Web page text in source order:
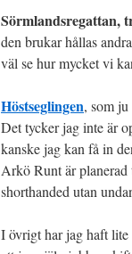
Sörmlandsregattan,
den brukar hållas
väl se hur mycket vi
Höstseglingen, som
Det tycker jag inte är
kanske jag kan få in
Arkö Runt är planerad
shorthanded utan
I övrigt har jag haft